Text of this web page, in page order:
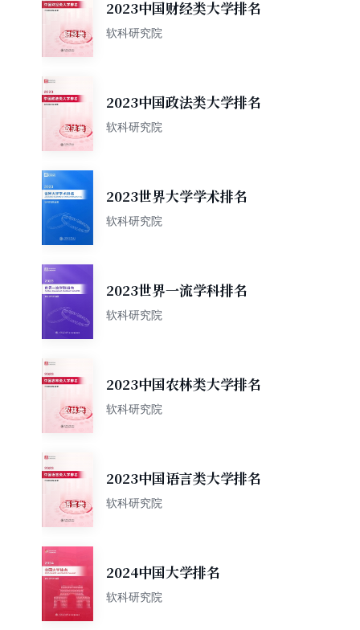
2023中国财经类大学排名
软科研究院
2023中国政法类大学排名
软科研究院
2023世界大学学术排名
软科研究院
2023世界一流学科排名
软科研究院
2023中国农林类大学排名
软科研究院
2023中国语言类大学排名
软科研究院
2024中国大学排名
软科研究院